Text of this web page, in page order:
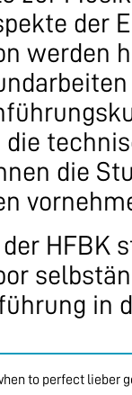
der
werden
die
die
HFBK
in
to perfect lieber